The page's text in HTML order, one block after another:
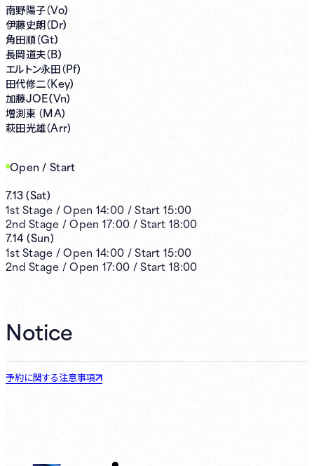
南野陽子（Vo）
伊藤史朗（Dr）
角田順（Gt）
長岡道夫（B）
エルトン永田（Pf）
田代修二（Key）
加藤JOE（Vn)
増渕東 （MA)
萩田光雄（Arr)
Open / Start
7.13(Sat)
1stStage /Open 14:00 /Start 15:00
2nd Stage /Open 17:00 /Start 18:00
7.14 (Sun)
1stStage /Open 14:00 /Start 15:00
2nd Stage /Open 17:00 /Start 18:00
Notice
予約に関する注意事項